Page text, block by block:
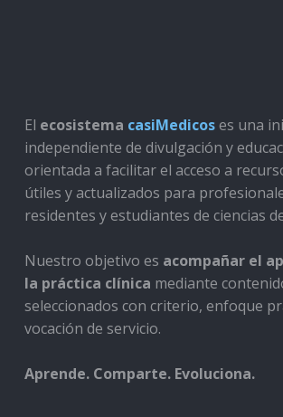
El ecosistema casiMedicoses una
independiente de divulgación y
orientada a facilitar el acceso a
útiles y actualizados para
residentes y estudiantes de ciencias
Nuestro objetivo es acompañar el
la práctica clínica mediante
seleccionados con criterio, enfoque
vocación de servicio.
Aprende. Comparte. Evoluciona.